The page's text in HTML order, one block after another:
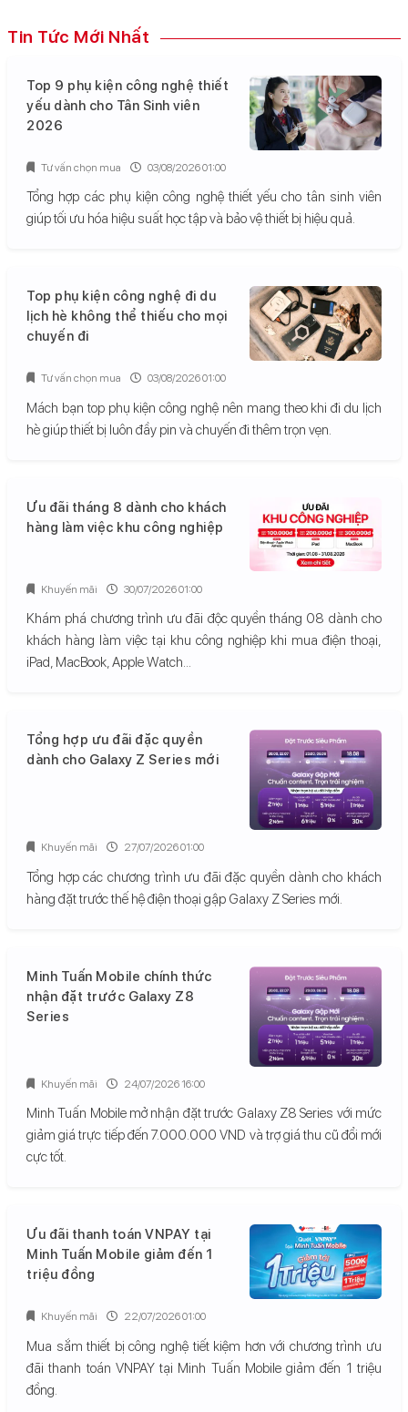
Tin Tức Mới Nhất
Top 9 phụ kiện công nghệ thiết
yếu dành cho Tân Sinh viên
2026
Tổng hợp các phụ kiện công nghệ thiết yếu cho tân sinh viên
giúp tối ưu hóa hiệu suất học tập và bảo vệ thiết bị hiệu quả.
Tư vấn chọn mua 03/08/2026 01:00
Top phụ kiện công nghệ đi du
lịch hè không thể thiếu cho mọi
chuyến đi
Mách bạn top phụ kiện công nghệ nên mang theo khi đi du lịch
hè giúp thiết bị luôn đầy pin và chuyến đi thêm trọn vẹn.
Tư vấn chọn mua 03/08/2026 01:00
Ưu đãi tháng 8 dành cho khách
hàng làm việc khu công nghiệp
Khám phá chương trình ưu đãi độc quyền tháng 08 dành cho
khách hàng làm việc tại khu công nghiệp khi mua điện thoại,
iPad, MacBook, Apple Watch...
Khuyến mãi 30/07/2026 01:00
Tổng hợp ưu đãi đặc quyền
dành cho Galaxy Z Series mới
Tổng hợp các chương trình ưu đãi đặc quyền dành cho khách
hàng đặt trước thế hệ điện thoại gập Galaxy Z Series mới.
Khuyến mãi 27/07/2026 01:00
Minh Tuấn Mobile chính thức
nhận đặt trước Galaxy Z8
Series
Minh Tuấn Mobile mở nhận đặt trước Galaxy Z8 Series với mức
giảm giá trực tiếp đến 7.000.000 VND và trợ giá thu cũ đổi mới
cực tốt.
Khuyến mãi 24/07/2026 16:00
Ưu đãi thanh toán VNPAY tại
Minh Tuấn Mobile giảm đến 1
triệu đồng
Mua sắm thiết bị công nghệ tiết kiệm hơn với chương trình ưu
đãi thanh toán VNPAY tại Minh Tuấn Mobile giảm đến 1 triệu
đồng.
Khuyến mãi 22/07/2026 01:00